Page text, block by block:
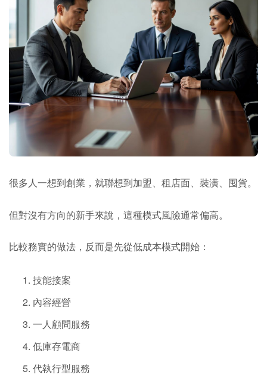
很多人一想到創業，就聯想到加盟、租店面、裝潢、囤貨。
但對沒有方向的新手來說，這種模式風險通常偏高。
比較務實的做法，反而是先從低成本模式開始：
技能接案
內容經營
一人顧問服務
低庫存電商
代執行型服務